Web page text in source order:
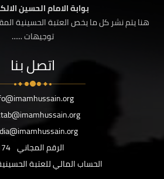
بوابة الامام الحسين
هنا يتم نشر كل ما يخص العتبة الحسينية
توجيهات ......
اتصل بنا
الرقم المجاني
الحساب المالي للعتبة